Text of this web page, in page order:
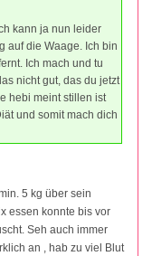
kann ja nun leider
auf die Waage. Ich bin
Ich mach und tu
nicht gut, das du jetzt
hebi meint stillen ist
und somit mach dich
5 kg über sein
essen konnte bis vor
Seh auch immer
an , hab zu viel Blut